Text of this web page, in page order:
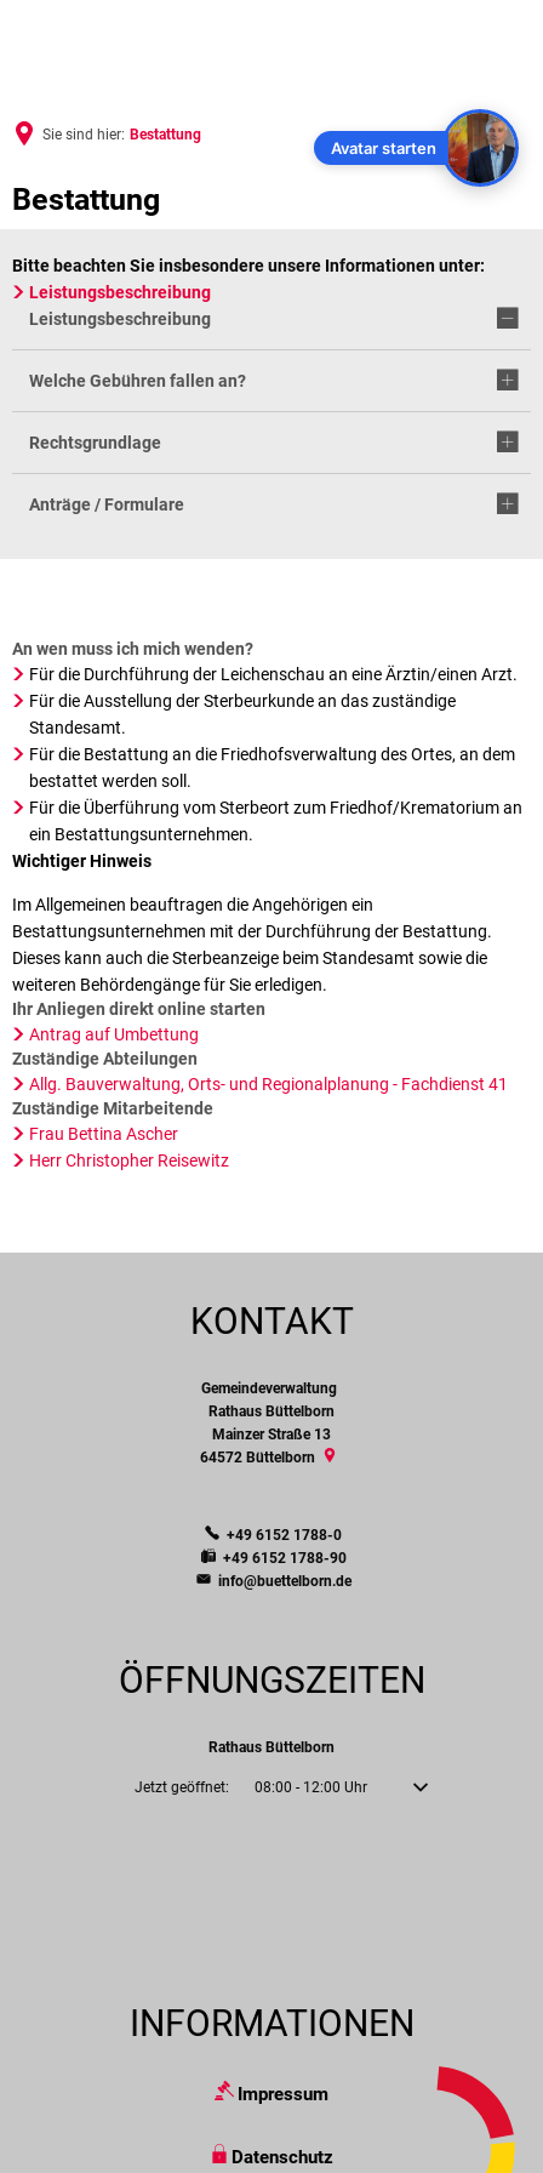
Sie sind hier: Bestattung
Bestattung
Bitte beachten Sie insbesondere unsere Informationen unter:
Leistungsbeschreibung
Leistungsbeschreibung
Welche Gebühren fallen an?
Rechtsgrundlage
Anträge / Formulare
Ihr Anliegen direkt online starten
Antrag auf Umbettung
An wen muss ich mich wenden?
Für die Durchführung der Leichenschau an eine Ärztin/einen Arzt.
Für die Ausstellung der Sterbeurkunde an das zuständige
Standesamt.
Für die Bestattung an die Friedhofsverwaltung des Ortes, an dem
bestattet werden soll.
Für die Überführung vom Sterbeort zum Friedhof/Krematorium an
ein Bestattungsunternehmen.
Wichtiger Hinweis
Im Allgemeinen beauftragen die Angehörigen ein
Bestattungsunternehmen mit der Durchführung der Bestattung.
Dieses kann auch die Sterbeanzeige beim Standesamt sowie die
weiteren Behördengänge für Sie erledigen.
Zuständige Abteilungen
Allg. Bauverwaltung, Orts- und Regionalplanung - Fachdienst 41
Zuständige Mitarbeitende
Frau Bettina Ascher
Herr Christopher Reisewitz
KONTAKT
Gemeindeverwaltung
Rathaus Büttelborn
Mainzer Straße 13
64572 Büttelborn
+49 6152 1788-0
+49 6152 1788-90
info@buettelborn.de
ÖFFNUNGSZEITEN
Rathaus Büttelborn
Klicken, um weitere Öffnungs- oder Schließzeiten auszublenden
Jetzt geöffnet: 08:00 - 12:00 Uhr Von 08:00 bis 12:00
INFORMATIONEN
Impressum
Datenschutz
Avatar starten